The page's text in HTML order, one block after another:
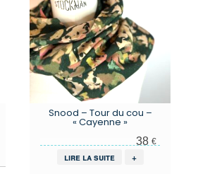
Snood – Tour du cou –
« Cayenne »
38€
lire la suite +